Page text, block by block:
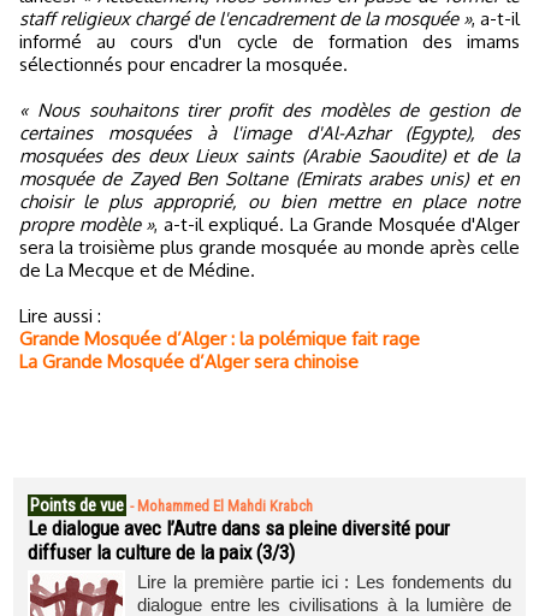
staff religieux chargé de l'encadrement de la mosquée », a-t-il
informé au cours d'un cycle de formation des imams
sélectionnés pour encadrer la mosquée.
« Nous souhaitons tirer profit des modèles de gestion de
certaines mosquées à l'image d'Al-Azhar (Egypte), des
mosquées des deux Lieux saints (Arabie Saoudite) et de la
mosquée de Zayed Ben Soltane (Emirats arabes unis) et en
choisir le plus approprié, ou bien mettre en place notre
propre modèle », a-t-il expliqué. La Grande Mosquée d'Alger
sera la troisième plus grande mosquée au monde après celle
de La Mecque et de Médine.
Lire aussi :
Grande Mosquée d’Alger : la polémique fait rage
La Grande Mosquée d’Alger sera chinoise
Points de vue - Mohammed El Mahdi Krabch
Le dialogue avec l’Autre dans sa pleine diversité pour
diffuser la culture de la paix (3/3)
Lire la première partie ici : Les fondements du
dialogue entre les civilisations à la lumière de